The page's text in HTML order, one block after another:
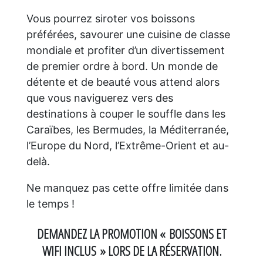
Vous pourrez siroter vos boissons
préférées, savourer une cuisine de classe
mondiale et profiter d’un divertissement
de premier ordre à bord. Un monde de
détente et de beauté vous attend alors
que vous naviguerez vers des
destinations à couper le souffle dans les
Caraïbes, les Bermudes, la Méditerranée,
l’Europe du Nord, l’Extrême-Orient et au-
delà.
Ne manquez pas cette offre limitée dans
le temps !
DEMANDEZ LA PROMOTION « BOISSONS ET
WIFI INCLUS » LORS DE LA RÉSERVATION.